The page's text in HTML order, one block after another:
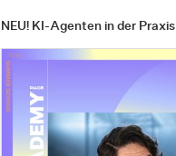
NEU! KI-Agenten in der Praxis